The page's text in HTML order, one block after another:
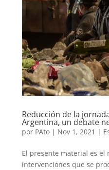
Reducción de la
Argentina, un debate
por PAto| Nov 1, 2021 |
El presente material es el
intervenciones que se